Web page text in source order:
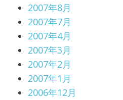
2007年8月
2007年7月
2007年4月
2007年3月
2007年2月
2007年1月
2006年12月